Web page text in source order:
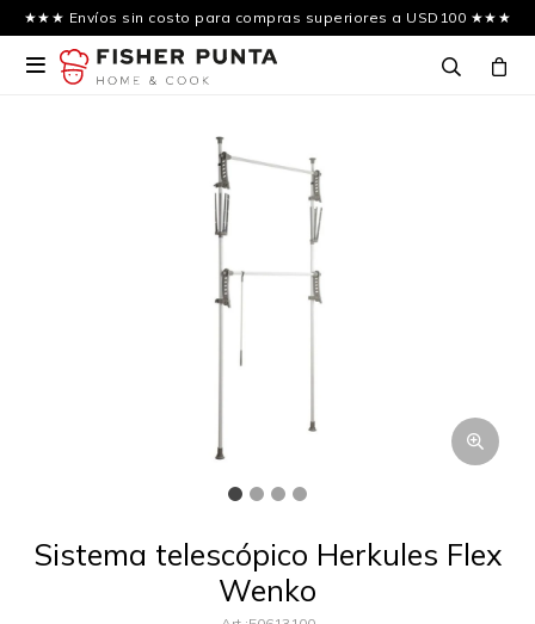
★★★ Envíos sin costo para compras superiores a USD100 ★★★

Sistema telescópico Herkules Flex
Wenko